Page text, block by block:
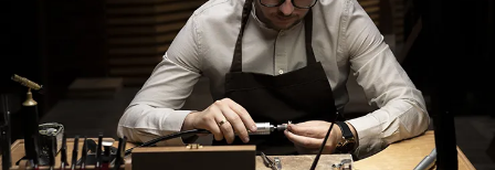
pierścionka do pudełeczka. Dzięki temu
dostarczymy Ci wyroby jubilerskie najwyższej klasy.